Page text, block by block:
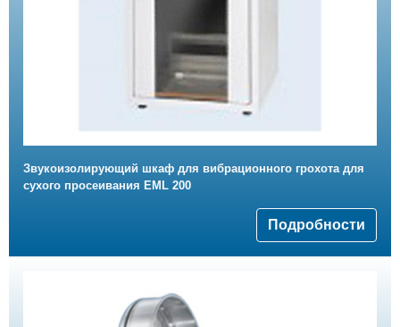
Звукоизолирующий шкаф для вибрационного грохота для
сухого просеивания EML 200
Подробности